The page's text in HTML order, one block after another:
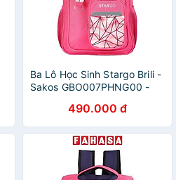
Ba Lô Học Sinh Stargo Brili -
Sakos GBO007PHNG00 -
490.000 đ